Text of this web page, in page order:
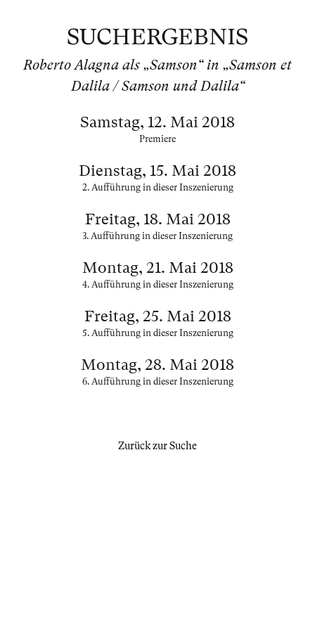
SUCHERGEBNIS
Roberto Alagna als „Samson“ in „Samson et
Dalila / Samson und Dalila“
Samstag, 12. Mai 2018
Premiere
Dienstag, 15. Mai 2018
2. Aufführung in dieser Inszenierung
Freitag, 18. Mai 2018
3. Aufführung in dieser Inszenierung
Montag, 21. Mai 2018
4. Aufführung in dieser Inszenierung
Freitag, 25. Mai 2018
5. Aufführung in dieser Inszenierung
Montag, 28. Mai 2018
6. Aufführung in dieser Inszenierung
Zurück zur Suche